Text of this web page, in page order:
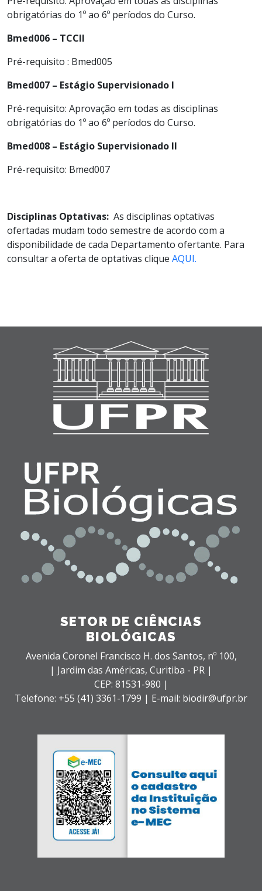
obrigatórias do 1º ao 6º períodos do Curso.
Bmed006 – TCCII
Pré-requisito : Bmed005
Bmed007 – Estágio Supervisionado I
Pré-requisito: Aprovação em todas as disciplinas
obrigatórias do 1º ao 6º períodos do Curso.
Bmed008 – Estágio Supervisionado II
Pré-requisito: Bmed007
Disciplinas Optativas: As disciplinas optativas
ofertadas mudam todo semestre de acordo com a
disponibilidade de cada Departamento ofertante. Para
consultar a oferta de optativas clique AQUI.
SETOR DE CIÊNCIAS
BIOLÓGICAS
Avenida Coronel Francisco H. dos Santos, nº 100,
| Jardim das Américas, Curitiba - PR |
CEP: 81531-980 |
Telefone: +55 (41) 3361-1799 | E-mail: biodir@ufpr.br